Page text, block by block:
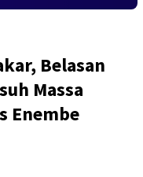
Belasan
Massa
Enembe